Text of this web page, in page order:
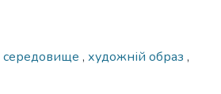
середовище , художній образ ,